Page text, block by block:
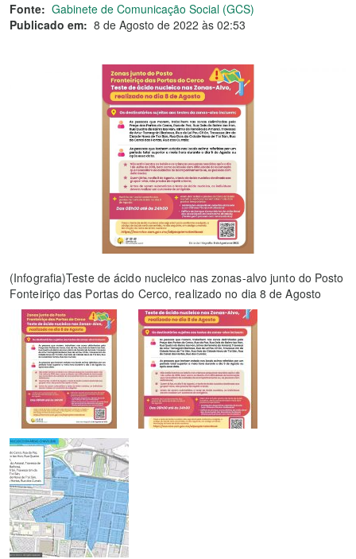
Fonte: Gabinete de Comunicação Social (GCS)
Publicado em: 8 de Agosto de 2022 às 02:53
(Infografia)Teste de ácido nucleico nas zonas-alvo junto do Posto
Fonteiriço das Portas do Cerco, realizado no dia 8 de Agosto